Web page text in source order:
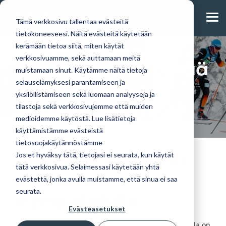
Tämä verkkosivu tallentaa evästeitä
tietokoneeseesi. Näitä evästeitä käytetään
kerämään tietoa siitä, miten käytät
verkkosivuamme, sekä auttamaan meitä
muistamaan sinut. Käytämme näitä tietoja
selauselämyksesi parantamiseen ja
yksilöllistämiseen sekä luomaan analyyseja ja
tilastoja sekä verkkosivujemme että muiden
medioidemme käytöstä. Lue lisätietoja
käyttämistämme evästeistä
tietosuojakäytännöstämme
Jos et hyväksy tätä, tietojasi ei seurata, kun käytät
tätä verkkosivua. Selaimessasi käytetään yhtä
evästettä, jonka avulla muistamme, että sinua ei saa
seurata.
Evästeasetukset
Skip
main
content.
Huvila- ja
mökkimallistostamme
löydät modernit
ja perinteiset
suosikit.
Suunnittelemme
malleja myös
yksilöllisesti.
Mökit ja huvilat
Tutustu
omakotitalomalleihimme.
PolarHouse-
talopaketti
tarjoaa
vapauden
muokata
suunnitelmia ja
materiaaleja
toiveidesi
mukaan.
Täältä löydät tulevat
mökkinäyttelyt,
tapahtumat ja muut
ajankohtaiset uutiset
Ajankohtaista
Lue blogistamme
uusimmat artikkelit ja
tutustu lähemmin
hirsitalopaketin
hankintaan ja
Blogi
Niko Anttola tähtää
korkealle
Tornion hiihtäjätähti
ensi kertaa
olympialadulla